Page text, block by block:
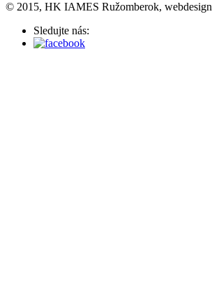
© 2015, HK IAMES Ružomberok, webdesign
Sledujte nás: